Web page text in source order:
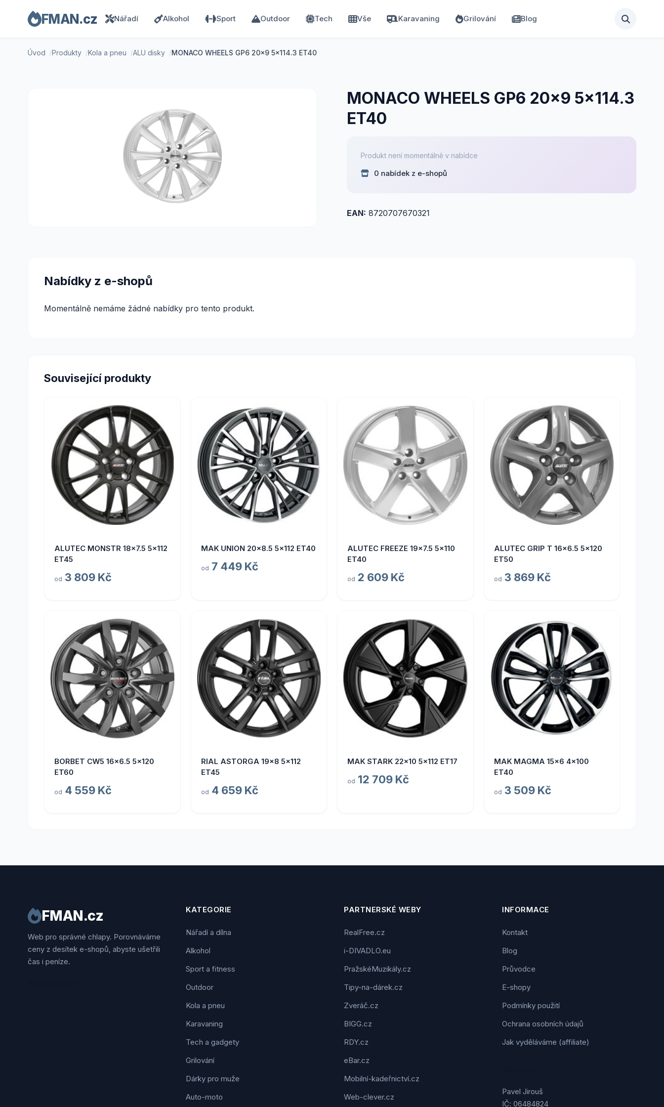
FMAN.cz Nářadí Alkohol Sport Outdoor Tech Vše Karavaning Grilování Blog
Úvod Produkty Kola a pneu ALU disky MONACO WHEELS GP6 20x9 5x114.3 ET40
MONACO WHEELS GP6 20x9 5x114.3
ET40
Produkt není momentálně v nabídce
0 nabídek z e-shopů
EAN: 8720707670321
Nabídky z e-shopů
Momentálně nemáme žádné nabídky pro tento produkt.
Související produkty
ALUTEC MONSTR 18x7.5 5x112
ET45
od 3 809 Kč
MAK UNION 20x8.5 5x112 ET40
od 7 449 Kč
ALUTEC FREEZE 19x7.5 5x110
ET40
od 2 609 Kč
ALUTEC GRIP T 16x6.5 5x120
ET50
od 3 869 Kč
BORBET CW5 16x6.5 5x120
ET60
od 4 559 Kč
RIAL ASTORGA 19x8 5x112
ET45
od 4 659 Kč
MAK STARK 22x10 5x112 ET17
od 12 709 Kč
MAK MAGMA 15x6 4x100
ET40
od 3 509 Kč
FMAN.cz
Web pro správné chlapy. Porovnáváme
ceny z desítek e-shopů, abyste ušetřili
čas i peníze.
KATEGORIE
Nářadí a dílna
Alkohol
Sport a fitness
Outdoor
Kola a pneu
Karavaning
Tech a gadgety
Grilování
Dárky pro muže
Auto-moto
PARTNERSKÉ WEBY
RealFree.cz
i-DIVADLO.eu
PražskéMuzikály.cz
Tipy-na-dárek.cz
Zveráč.cz
BIGG.cz
RDY.cz
eBar.cz
Mobilní-kadeřnictví.cz
Web-clever.cz
INFORMACE
Kontakt
Blog
Průvodce
E-shopy
Podmínky použití
Ochrana osobních údajů
Jak vyděláváme (affiliate)
Pavel Jirouš
IČ: 06484824